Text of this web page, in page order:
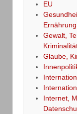
EU
Gewalt,
Glaube,
Internet,